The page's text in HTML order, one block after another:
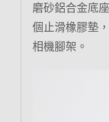
磨砂鋁合金底
個止滑橡膠墊
相機腳架。